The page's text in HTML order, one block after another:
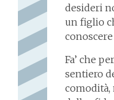
desideri
un figlio
conoscere
Fa’ che
sentiero
comodità,